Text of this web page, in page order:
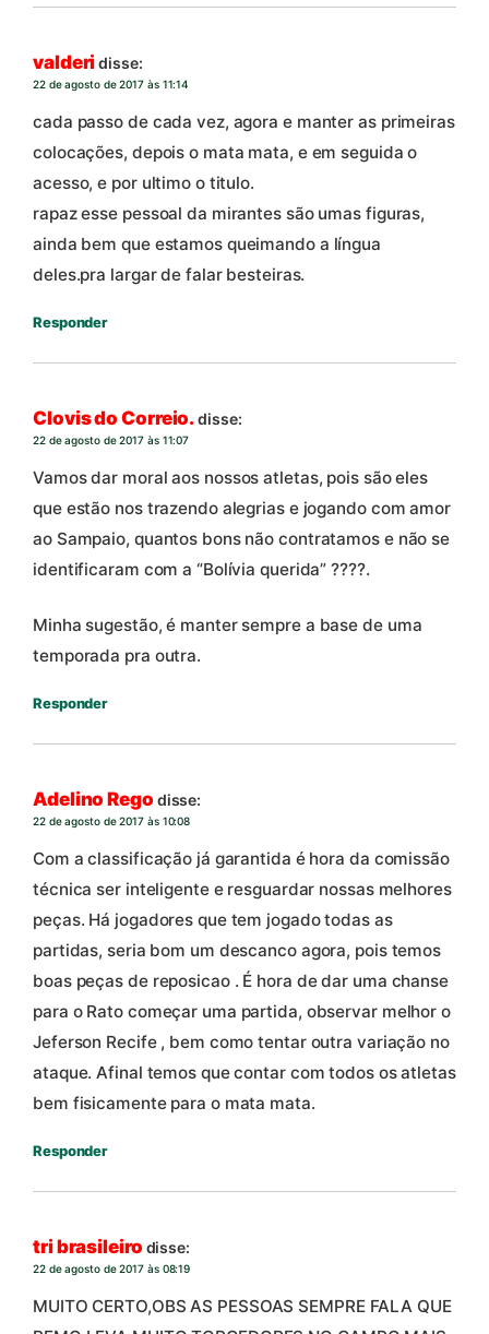
valderidisse:
22 de agosto de 2017 às 11:14
cada passo de cada vez, agora e manter as primeiras
colocações, depois o mata mata, e em seguida o
acesso, e por ultimo o titulo.
rapaz esse pessoal da mirantes são umas figuras,
ainda bem que estamos queimando a língua
deles.pra largar de falar besteiras.
Responder
Clovis do Correio.disse:
22 de agosto de 2017 às 11:07
Vamos dar moral aos nossos atletas, pois são eles
que estão nos trazendo alegrias e jogando com amor
ao Sampaio, quantos bons não contratamos e não se
identificaram com a “Bolívia querida” ????.
Minha sugestão, é manter sempre a base de uma
temporada pra outra.
Responder
Adelino Rego disse:
22 de agosto de 2017 às 10:08
Com a classificação já garantida é hora da comissão
técnica ser inteligente e resguardar nossas melhores
peças. Há jogadores que tem jogado todas as
partidas, seria bom um descanco agora, pois temos
boas peças de reposicao . É hora de dar uma chanse
para o Rato começar uma partida, observar melhor o
Jeferson Recife , bem como tentar outra variação no
ataque. Afinal temos que contar com todos os atletas
bem fisicamente para o mata mata.
Responder
tri brasileiro disse:
22 de agosto de 2017 às 08:19
MUITO CERTO,OBS AS PESSOAS SEMPRE FALA QUE